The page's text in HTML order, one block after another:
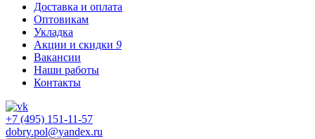
Доставка и оплата
Оптовикам
Укладка
Акции и скидки 9
Вакансии
Наши работы
Контакты
+7 (495) 151-11-57
dobry.pol@yandex.ru